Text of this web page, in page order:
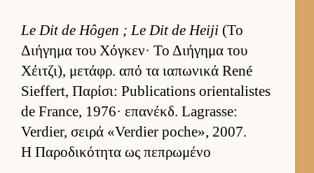
Le Dit de Hôgen ; Le Dit de Heiji (Το
Διήγημα του Χόγκεν· Το Διήγημα του
Χέιτζι), μετάφρ. από τα ια­πωνικά René
Sieffert, Παρίσι: Publications orientalistes
de France, 1976· επανέκδ. Lagrasse:
Verdier, σειρά «Verdier poche», 2007.
Η Παροδικότητα ως πεπρωμένο